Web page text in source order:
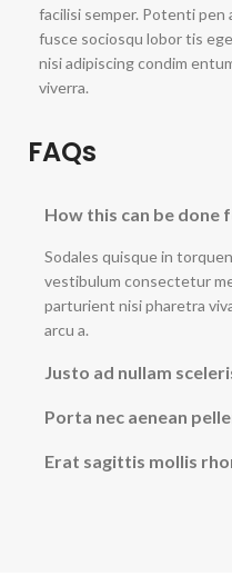
facilisi semper. Potenti
fusce sociosqu lobor tis
nisi adipiscing condim
viverra.
FAQs
How this can be done
Sodales quisque in
vestibulum consectetur
parturient nisi pharetra
arcu a.
Justo ad nullam
Porta nec aenean
Erat sagittis mollis